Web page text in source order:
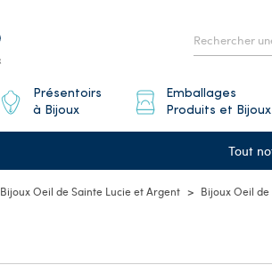
Présentoirs
à Bijoux
Emballages
Produits et Bijoux
Tout
Bijoux Oeil de Sainte Lucie et Argent Bijoux Oeil